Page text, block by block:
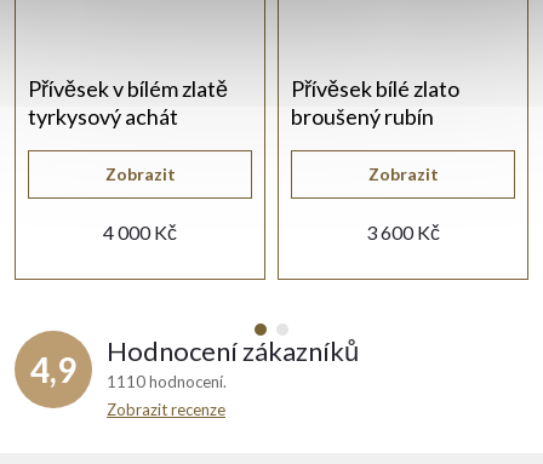
Přívěsek v bílém zlatě
tyrkysový achát
4 000 Kč
Zobrazit
Přívěsek bílé zlato
broušený rubín
3 600 Kč
Zobrazit
4,9 Hodnocení zákazníků
1110 hodnocení
Zobrazit recenze